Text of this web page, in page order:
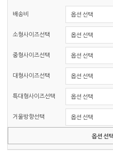
배송비
소형사이즈선택
중형사이즈선택
대형사이즈선택
특대형사이즈선택
거울방향선택
옵션 선